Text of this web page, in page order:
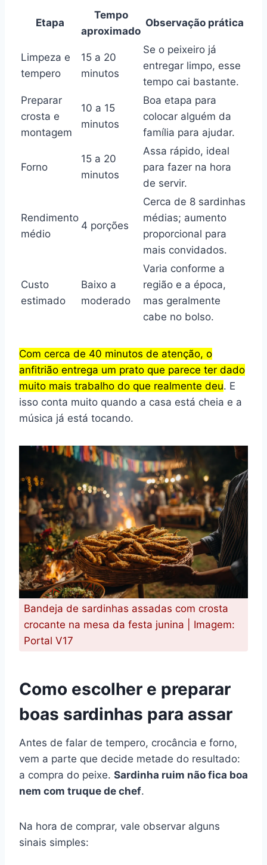
Etapa
Tempo
aproximado
Observação prática
Limpeza e
tempero
15 a 20
minutos
Se o peixeiro já
entregar limpo, esse
tempo cai bastante.
Preparar
crosta e
montagem
10 a 15
minutos
Boa etapa para
colocar alguém da
família para ajudar.
Forno
15 a 20
minutos
Assa rápido, ideal
para fazer na hora
de servir.
Rendimento
médio
4 porções
Cerca de 8 sardinhas
médias; aumento
proporcional para
mais convidados.
Custo
estimado
Baixo a
moderado
Varia conforme a
região e a época,
mas geralmente
cabe no bolso.
Com cerca de 40 minutos de atenção, o
anfitrião entrega um prato que parece ter dado
muito mais trabalho do que realmente deu. E
isso conta muito quando a casa está cheia e a
música já está tocando.
Bandeja de sardinhas assadas com crosta
crocante na mesa da festa junina | Imagem:
Portal V17
Como escolher e preparar
boas sardinhas para assar
Antes de falar de tempero, crocância e forno,
vem a parte que decide metade do resultado:
a compra do peixe. Sardinha ruim não fica boa
nem com truque de chef.
Na hora de comprar, vale observar alguns
sinais simples: